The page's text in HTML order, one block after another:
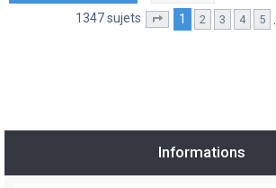
1347 sujets Page sur54
1 2 3 4 5
Informations